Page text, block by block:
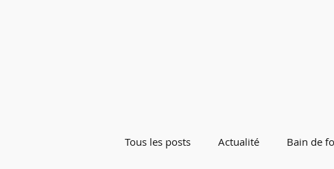
Tous les posts Actualité Bain de